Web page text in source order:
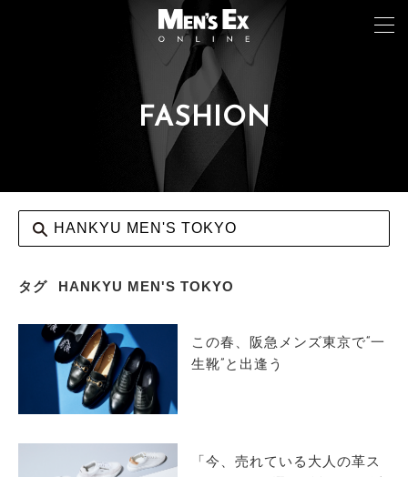
FASHION
タグ HANKYU MEN'S TOKYO
この春、阪急メンズ東京で“一
生靴”と出逢う
「今、売れている大人の革ス
CAR&BIKE
LIFESTYLE
COLUMN
MAGAZINE
ABOUT SITE
サイトマップ